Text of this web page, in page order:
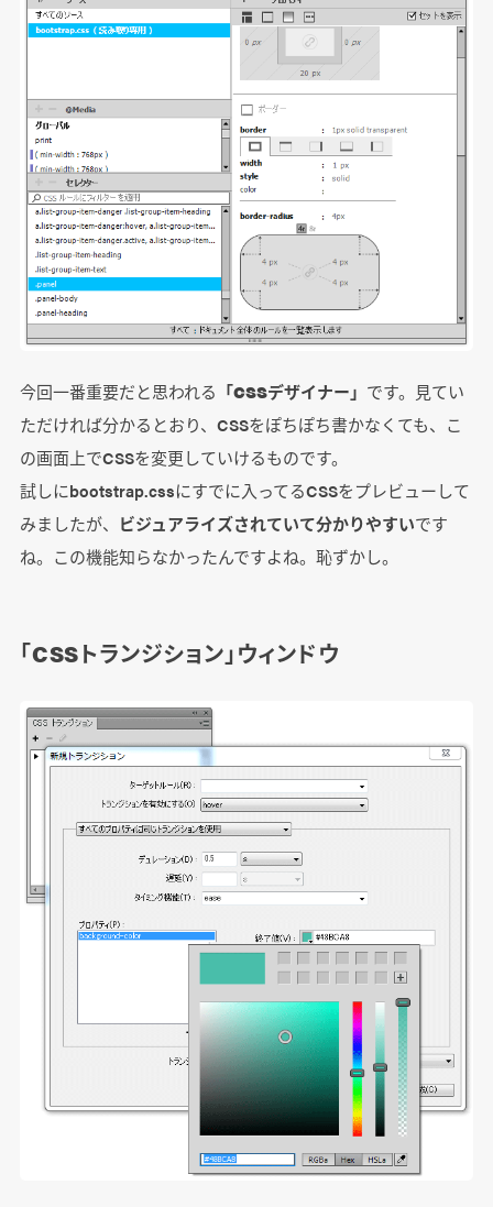
今回一番重要だと思われる 「CSSデザイナー」 です。見てい
ただければ分かるとおり、CSSをぽちぽち書かなくても、こ
の画面上でCSSを変更していけるものです。
試しにbootstrap.cssにすでに入ってるCSSをプレビューして
みましたが、 ビジュアライズされていて分かりやすいです
ね。この機能知らなかったんですよね。恥ずかし。
「CSSトランジション」ウィンドウ